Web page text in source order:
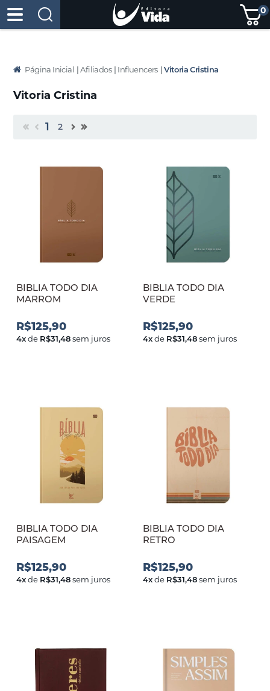
0
Página Inicial | Afiliados | Influencers | Vitoria Cristina
Vitoria Cristina
1 2
BIBLIA TODO DIA
MARROM
R$125,90
4xde R$31,48sem juros
BIBLIA TODO DIA
VERDE
R$125,90
4xde R$31,48sem juros
BIBLIA TODO DIA
PAISAGEM
R$125,90
4xde R$31,48sem juros
BIBLIA TODO DIA
RETRO
R$125,90
4xde R$31,48sem juros